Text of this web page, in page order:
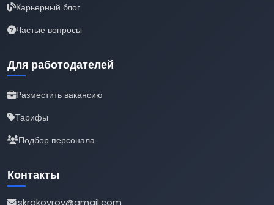
Карьерный блог
Частые вопросы
Для работодателей
Разместить вакансию
Тарифы
Подбор персонала
Контакты
iskrakovrov@gmail.com